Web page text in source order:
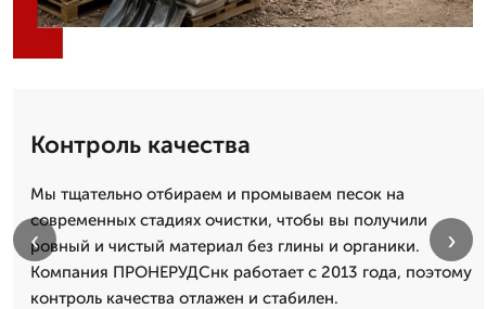
Контроль качества
Мы тщательно отбираем и промываем песок на
современных стадиях очистки, чтобы вы получили
ровный и чистый материал без глины и органики.
Компания ПРОНЕРУДСнк работает с 2013 года, поэтому
контроль качества отлажен и стабилен.
‹ ›